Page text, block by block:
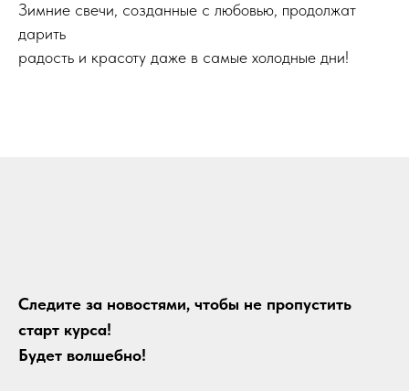
Зимние свечи, созданные с любовью, продолжат
дарить
радость и красоту даже в самые холодные дни!
Следите за новостями, чтобы не пропустить
старт курса!
Будет волшебно!